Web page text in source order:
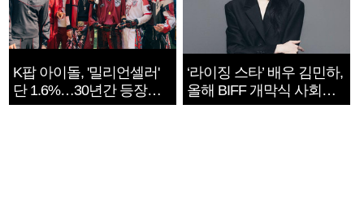
K팝 아이돌, '밀리언셀러'
단 1.6%…30년간 등장
1182개팀 전수조사
‘라이징 스타’ 배우 김민하,
올해 BIFF 개막식 사회자
확정